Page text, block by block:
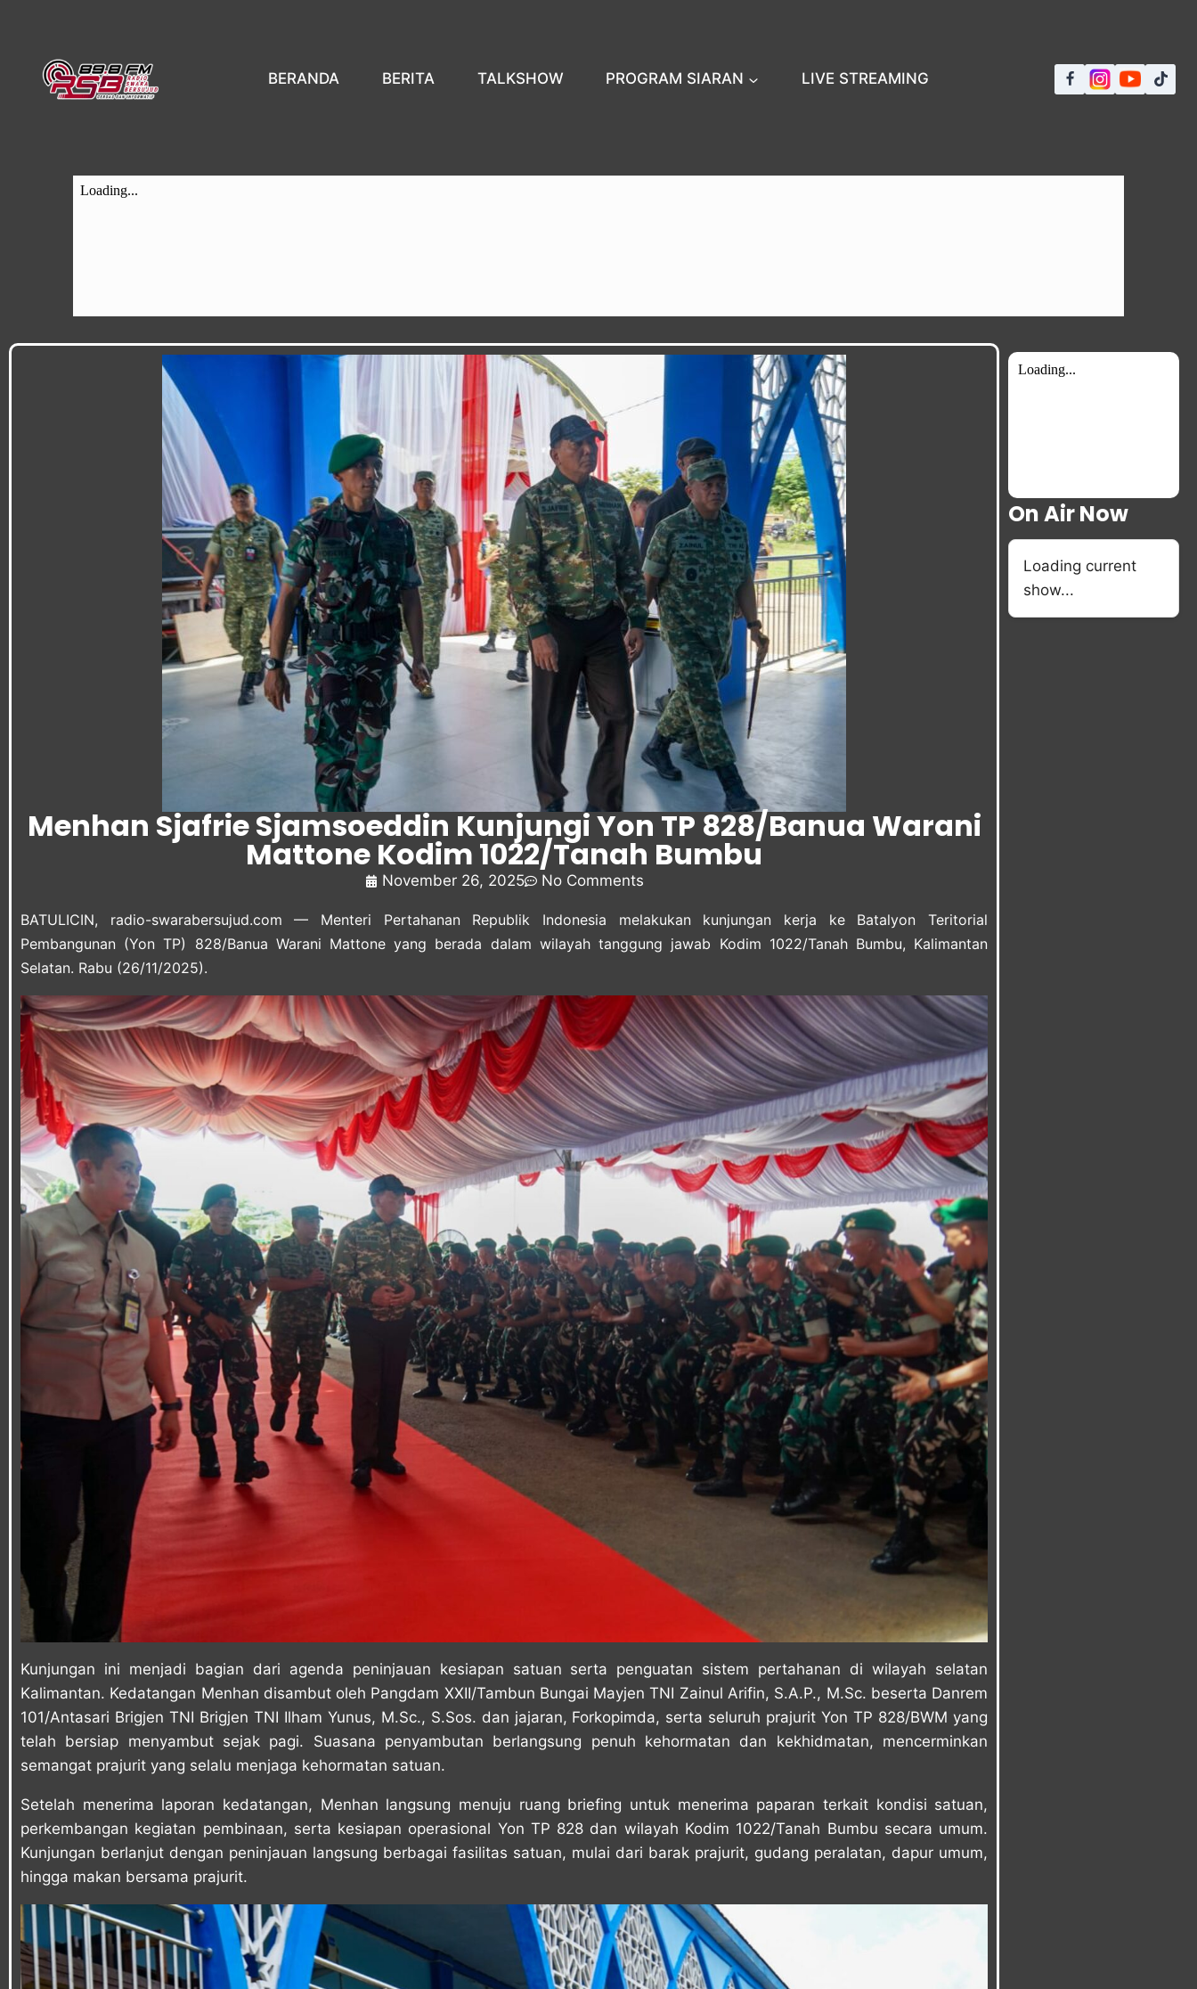
BERANDA BERITA TALKSHOW PROGRAM SIARAN LIVE STREAMING
Menhan Sjafrie Sjamsoeddin Kunjungi Yon TP 828/Banua Warani
Mattone Kodim 1022/Tanah Bumbu
November 26, 2025 No Comments
BATULICIN, radio-swarabersujud.com — Menteri Pertahanan Republik Indonesia melakukan kunjungan kerja ke Batalyon Teritorial
Pembangunan (Yon TP) 828/Banua Warani Mattone yang berada dalam wilayah tanggung jawab Kodim 1022/Tanah Bumbu, Kalimantan
Selatan. Rabu (26/11/2025).
Kunjungan ini menjadi bagian dari agenda peninjauan kesiapan satuan serta penguatan sistem pertahanan di wilayah selatan
Kalimantan. Kedatangan Menhan disambut oleh Pangdam XXII/Tambun Bungai Mayjen TNI Zainul Arifin, S.A.P., M.Sc. beserta Danrem
101/Antasari Brigjen TNI Brigjen TNI Ilham Yunus, M.Sc., S.Sos. dan jajaran, Forkopimda, serta seluruh prajurit Yon TP 828/BWM yang
telah bersiap menyambut sejak pagi. Suasana penyambutan berlangsung penuh kehormatan dan kekhidmatan, mencerminkan
semangat prajurit yang selalu menjaga kehormatan satuan.
Setelah menerima laporan kedatangan, Menhan langsung menuju ruang briefing untuk menerima paparan terkait kondisi satuan,
perkembangan kegiatan pembinaan, serta kesiapan operasional Yon TP 828 dan wilayah Kodim 1022/Tanah Bumbu secara umum.
Kunjungan berlanjut dengan peninjauan langsung berbagai fasilitas satuan, mulai dari barak prajurit, gudang peralatan, dapur umum,
hingga makan bersama prajurit.
On Air Now
Loading current
show...